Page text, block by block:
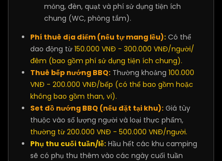
mỏng, đèn, quạt và phí sử dụng tiện ích
chung (WC, phòng tắm).
Phí thuê địa điểm (nếu tự mang lều): Có thể
dao động từ 150.000 VNĐ - 300.000 VNĐ/người/
đêm (bao gồm phí sử dụng tiện ích chung).
Thuê bếp nướng BBQ: Thường khoảng 100.000
VNĐ - 200.000 VNĐ/bếp (có thể bao gồm hoặc
không bao gồm than, vỉ).
Set đồ nướng BBQ (nếu đặt tại khu): Giá tùy
thuộc vào số lượng người và loại thực phẩm,
thường từ 200.000 VNĐ - 500.000 VNĐ/người.
Phụ thu cuối tuần/lễ: Hầu hết các khu camping
sẽ có phụ thu thêm vào các ngày cuối tuần